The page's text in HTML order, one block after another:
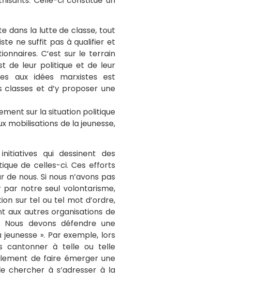
dans la lutte de classe, tout
ne suffit pas à qualifier et
C’est sur le terrain
de leur politique et de leur
aux idées marxistes est
et d’y proposer une
sur la situation politique
mobilisations de la jeunesse,
qui dessinent des
de celles-ci. Ces efforts
nous. Si nous n’avons pas
notre seul volontarisme,
sur tel ou tel mot d’ordre,
aux autres organisations de
devons défendre une
». Par exemple, lors
cantonner à telle ou telle
de faire émerger une
chercher à s’adresser à la